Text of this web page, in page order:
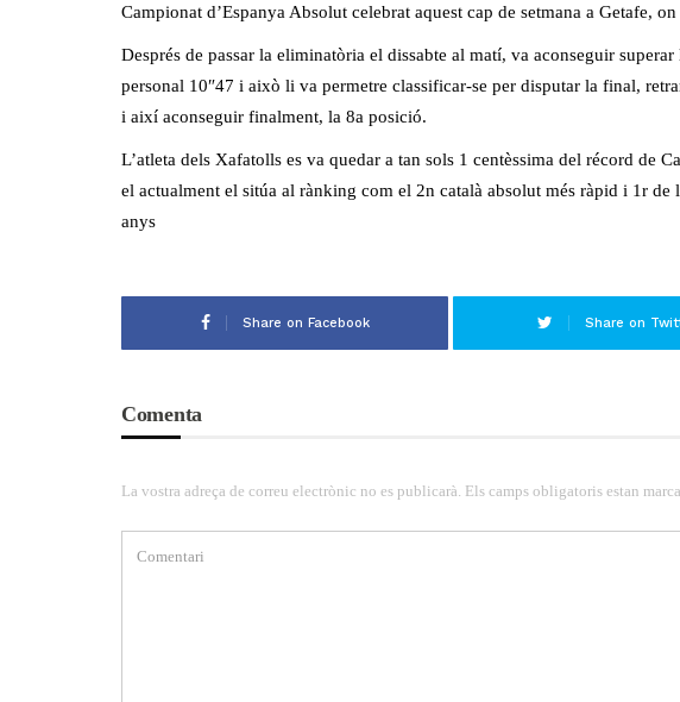
Campionat d’Espanya Absolut celebrat aquest cap de setmana a Getafe,
Després de passar la eliminatòria el dissabte al matí, va aconseguir
personal 10″47 i això li va permetre classificar-se per disputar la final,
i així aconseguir finalment, la 8a posició.
L’atleta dels Xafatolls es va quedar a tan sols 1 centèssima del récord de
el actualment el sitúa al rànking com el 2n català absolut més ràpid i 1r de
anys
Share on Facebook Share on
Comenta
La vostra adreça de correu electrònic no es publicarà. Els camps obligatoris estan